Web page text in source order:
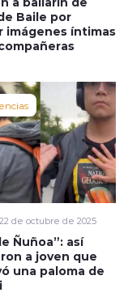
Baile por
imágenes íntimas
de octubre de 2025
Ñuñoa”: así
a joven que
una paloma de